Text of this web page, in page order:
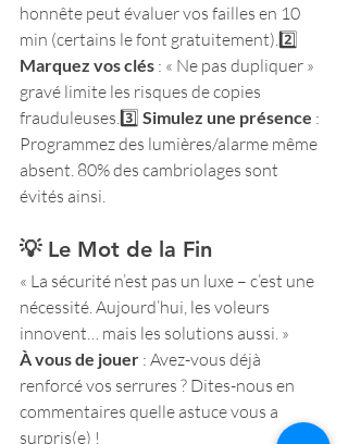
honnête peut évaluer vos failles en 10
min (certains le font gratuitement).2️⃣
Marquez vos clés : « Ne pas dupliquer »
gravé limite les risques de copies
frauduleuses.3️⃣ Simulez une présence :
Programmez des lumières/alarme même
absent. 80% des cambriolages sont
évités ainsi.
💡 Le Mot de la Fin
« La sécurité n’est pas un luxe – c’est une
nécessité. Aujourd’hui, les voleurs
innovent… mais les solutions aussi. »
À vous de jouer : Avez-vous déjà
renforcé vos serrures ? Dites-nous en
commentaires quelle astuce vous a
surpris(e) !